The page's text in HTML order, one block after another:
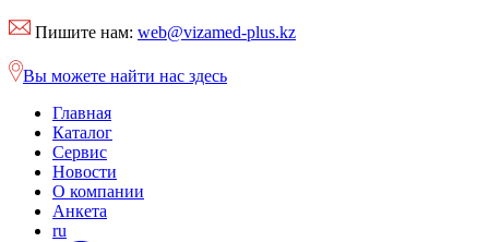
Пишите нам: web@vizamed-plus.kz
Вы можете найти нас здесь
Главная
Каталог
Сервис
Новости
О компании
Анкета
ru